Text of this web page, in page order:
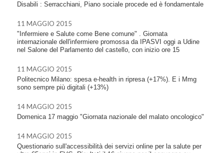
Disabili : Serracchiani, Piano sociale procede ed è fondamentale
11 MAGGIO 2015
"Infermiere e Salute come Bene comune" . Giornata
internazionale dell'infermiere promossa da IPASVI oggi a Udine
nel Salone del Parlamento del castello, con inizio ore 15
11 MAGGIO 2015
Politecnico Milano: spesa e-health in ripresa (+17%). E i Mmg
sono sempre più digitali (+13%)
14 MAGGIO 2015
Domenica 17 maggio "Giornata nazionale del malato oncologico"
14 MAGGIO 2015
Questionario sull'accessibilità dei servizi online per la salute per